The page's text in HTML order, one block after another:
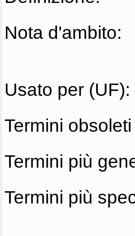
Nota d'ambito:
Usato per (UF):
Termini
Termini più
Termini più